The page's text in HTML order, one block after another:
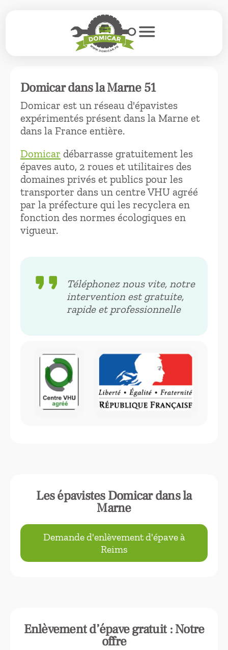
menu
Domicar dans la Marne 51
Domicar est un réseau d'épavistes
expérimentés présent dans la Marne et
dans la France entière.
Domicar débarrasse gratuitement les
épaves auto, 2 roues et utilitaires des
domaines privés et publics pour les
transporter dans un centre VHU agréé
par la préfecture qui les recyclera en
fonction des normes écologiques en
vigueur.
format_quote
Téléphonez nous vite, notre
intervention est gratuite,
rapide et professionnelle
Les épavistes Domicar dans la
Marne
Demande d'enlèvement d'épave à
Reims
Enlèvement d’épave gratuit : Notre
offre